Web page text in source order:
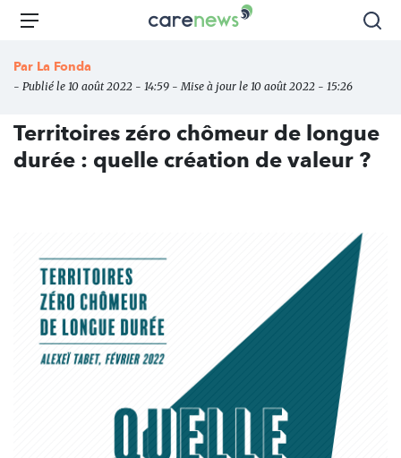
Aller
principal
Carenews,
des
l'engagement
Menu
Par La Fonda
- Publié le 10 août 2022 - 14:59 - Mise à jour le 10 août 2022 - 15:26
Territoires zéro chômeur de longue
durée : quelle création de valeur ?